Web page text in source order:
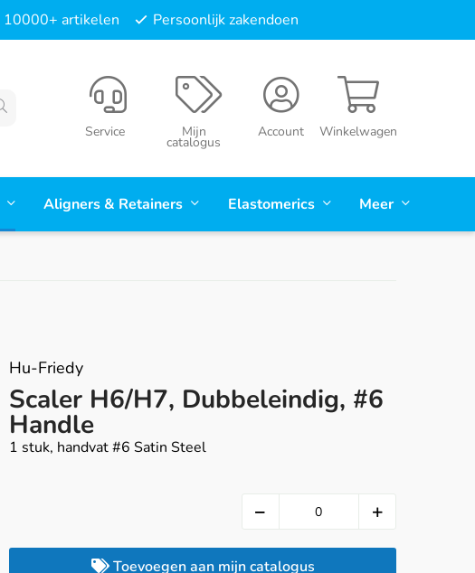
10000+ artikelen Persoonlijk zakendoen
Winkelwagen
Account
Mijn
catalogus
Service
Aligners & Retainers Elastomerics Meer
Hu-Friedy
Scaler H6/H7, Dubbeleindig, #6
Handle
1 stuk, handvat #6 Satin Steel
Toevoegen aan mijn catalogus